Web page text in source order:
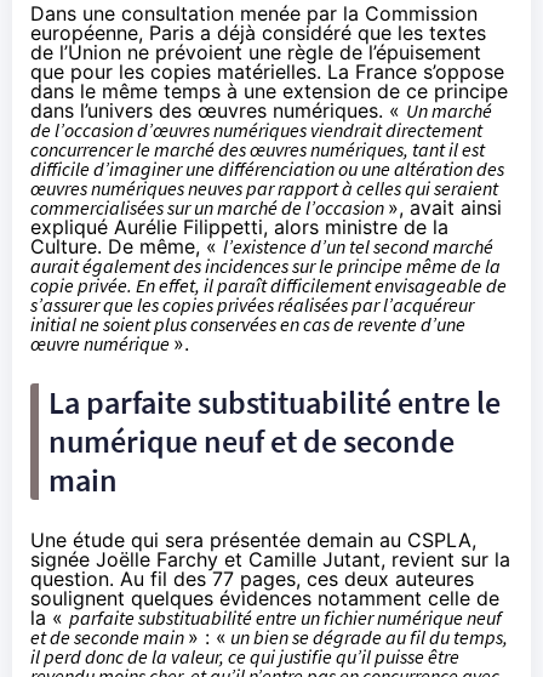
Dans une consultation menée par la Commission
européenne, Paris a déjà considéré que les textes
de l’Union ne prévoient une règle de l’épuisement
que pour les copies matérielles. La France s’oppose
dans le même temps à une extension de ce principe
dans l’univers des œuvres numériques. « Un marché
de l’occasion d’œuvres numériques viendrait directement
concurrencer le marché des œuvres numériques, tant il est
difficile d’imaginer une différenciation ou une altération des
œuvres numériques neuves par rapport à celles qui seraient
commercialisées sur un marché de l’occasion », avait ainsi
expliqué Aurélie Filippetti, alors ministre de la
Culture. De même, «l’existence d’un tel second marché
aurait également des incidences sur le principe même de la
copie privée. En effet, il paraît difficilement envisageable de
s’assurer que les copies privées réalisées par l’acquéreur
initial ne soient plus conservées en cas de revente d’une
œuvre numérique ».
La parfaite substituabilité entre le
numérique neuf et de seconde
main
Une étude qui sera présentée demain au CSPLA,
signée Joëlle Farchy et Camille Jutant, revient sur la
question. Au fil des 77 pages, ces deux auteures
soulignent quelques évidences notamment celle de
la « parfaite substituabilité entre un fichier numérique neuf
et de seconde main » : « un bien se dégrade au fil du temps,
il perd donc de la valeur, ce qui justifie qu’il puisse être